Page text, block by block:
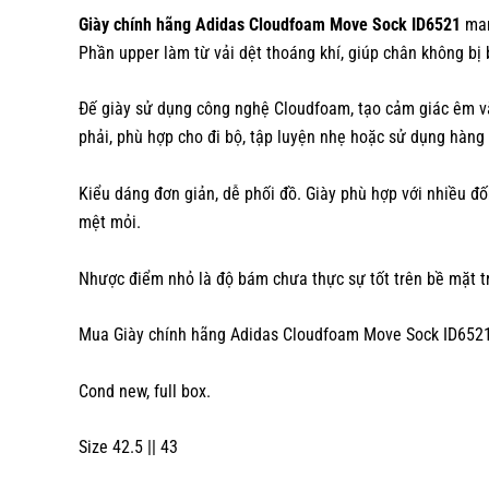
Giày chính hãng Adidas Cloudfoam Move Sock ID6521
Phần upper làm từ vải dệt thoáng khí, giúp chân không bị
Đế giày sử dụng công nghệ Cloudfoam, tạo cảm giác
phải, phù hợp cho đi bộ, tập luyện nhẹ hoặc sử dụng hàng
Kiểu dáng đơn giản, dễ phối đồ. Giày phù hợp với nhiều
mệt mỏi.
Nhược điểm nhỏ là độ bám chưa thực sự tốt trên bề mặt
Mua Giày chính hãng Adidas Cloudfoam Move Sock
Cond new, full box.
Size 42.5 || 43